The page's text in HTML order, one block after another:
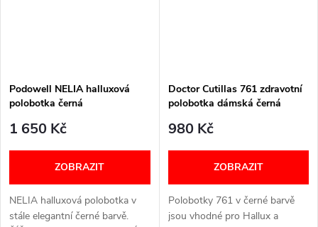
Podowell NELIA halluxová
polobotka černá
1 650 Kč
ZOBRAZIT
NELIA halluxová polobotka v
stále elegantní černé barvě.
Doctor Cutillas 761 zdravotní
polobotka dámská černá
980 Kč
ZOBRAZIT
Polobotky 761 v černé barvě
jsou vhodné pro Hallux a